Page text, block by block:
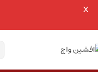
عبور به ناوبری
X